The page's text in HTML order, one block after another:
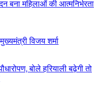
बना महिलाओं की आत्मनिर्भरता
विजय शर्मा
बोले हरियाली बढ़ेगी तो